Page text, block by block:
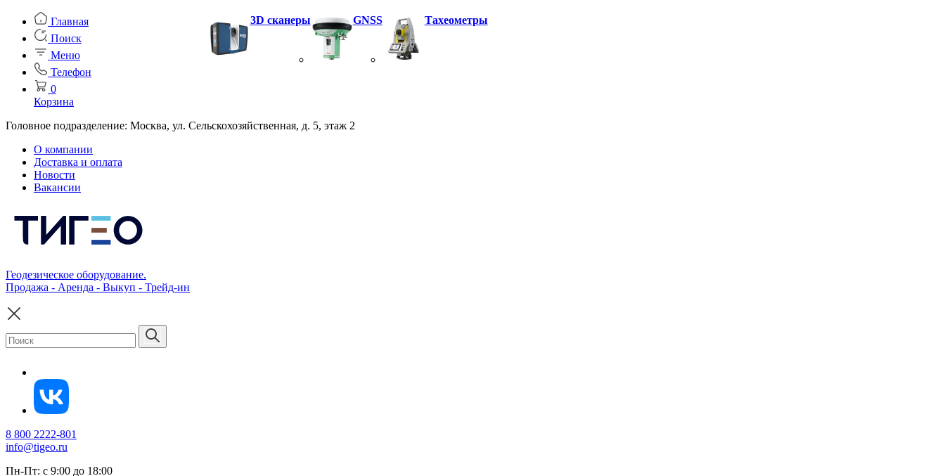
Главная
Поиск
Меню
Телефон
0
Корзина
Головное подразделение: Москва, ул. Сельскохозяйственная, д. 5, этаж 2
О компании
Доставка и оплата
Новости
Вакансии
Геодезическое оборудование.
Продажа - Аренда - Выкуп - Трейд-ин
8 800 2222-801
info@tigeo.ru
Пн-Пт: с 9:00 до 18:00
3D сканеры GNSS Тахеометры